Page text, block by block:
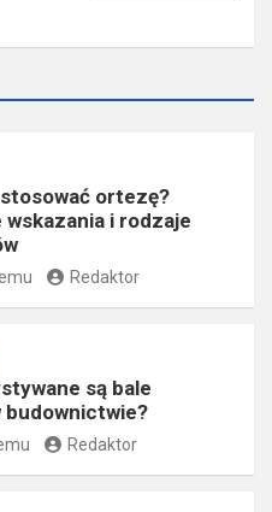
ortezę?
i rodzaje
Redaktor
są bale
budownictwie?
Redaktor